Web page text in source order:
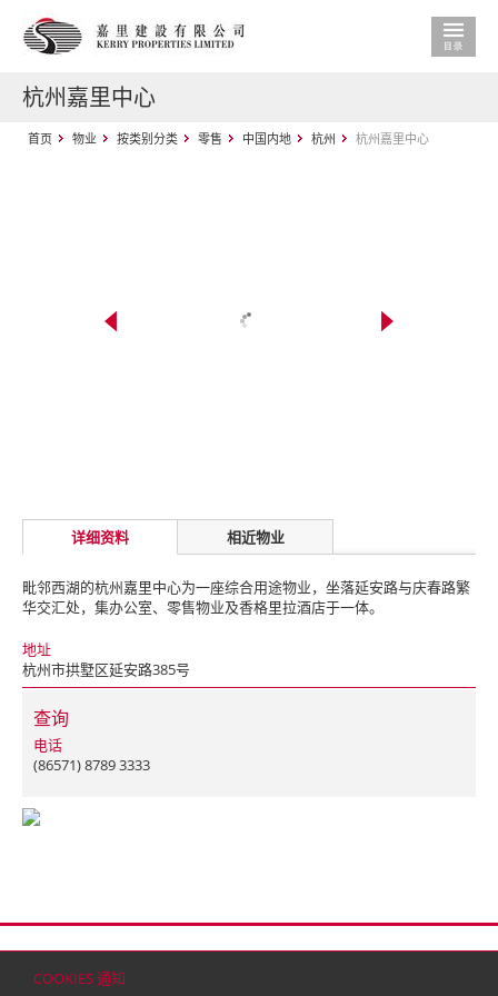
COOKIES 通知
杭州嘉里中心
首页 物业 按类别分类 零售 中国内地 杭州 杭州嘉里中心
详细资料 相近物业
毗邻西湖的杭州嘉里中心为一座综合用途物业，坐落延安路与庆春路繁
华交汇处，集办公室、零售物业及香格里拉酒店于一体。
地址
杭州市拱墅区延安路385号
查询
电话
(86571) 8789 3333
© 2026 嘉里建设有限公司 (于百慕达注册成立之有限公司)